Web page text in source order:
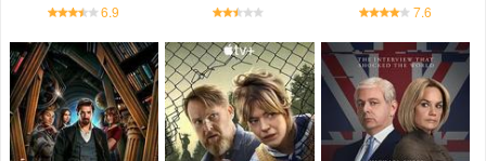
6.9 7.6